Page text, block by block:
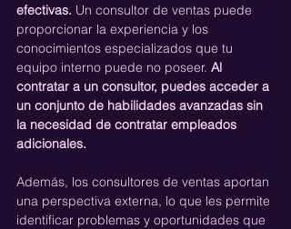
efectivas. Un consultor de ventas puede
proporcionar la experiencia y los
conocimientos especializados que tu
equipo interno puede no poseer. Al
contratar a un consultor, puedes acceder a
un conjunto de habilidades avanzadas sin
la necesidad de contratar empleados
adicionales.
Además, los consultores de ventas aportan
una perspectiva externa, lo que les permite
identificar problemas y oportunidades que